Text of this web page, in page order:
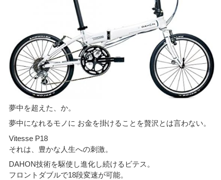
夢中を超えた、か。
夢中になれるモノに お金を掛けることを贅沢とは言わない。
Vitesse P18
それは、豊かな人生への刺激。
DAHON技術を駆使し進化し続けるビテス。
フロントダブルで18段変速が可能。